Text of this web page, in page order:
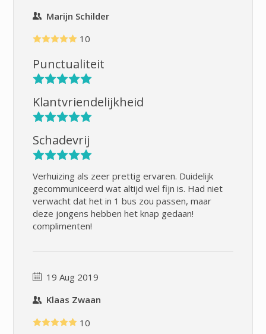
Marijn Schilder
10
Punctualiteit
Klantvriendelijkheid
Schadevrij
Verhuizing als zeer prettig ervaren. Duidelijk
gecommuniceerd wat altijd wel fijn is. Had niet
verwacht dat het in 1 bus zou passen, maar
deze jongens hebben het knap gedaan!
complimenten!
19 Aug 2019
Klaas Zwaan
10